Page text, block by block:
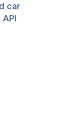
car